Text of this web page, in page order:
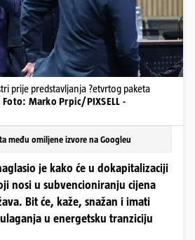
prije predstavljanja ?etvrtog paketa
Foto: Marko Prpic/PIXSELL -
među omiljene izvore na Googleu
je kako će u dokapitalizaciji
nosi u subvencioniranju cijena
Bit će, kaže, snažan i imati
u energetsku tranziciju